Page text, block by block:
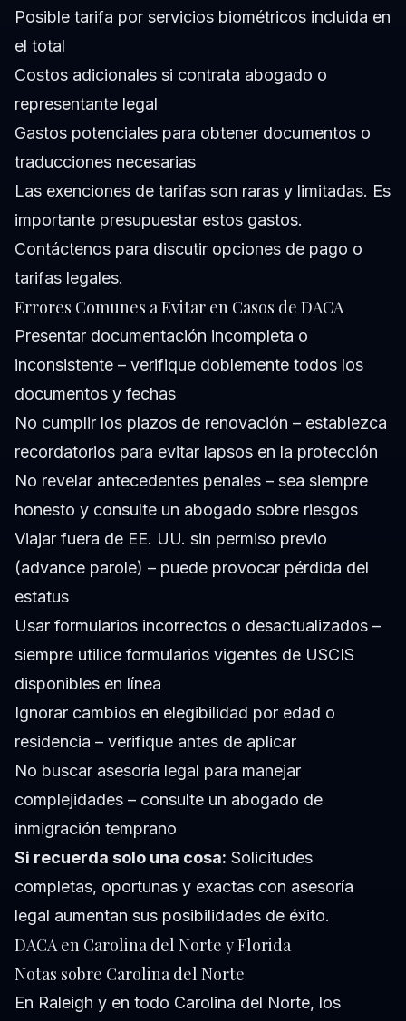
Posible tarifa por servicios biométricos incluida en
el total
Costos adicionales si contrata abogado o
representante legal
Gastos potenciales para obtener documentos o
traducciones necesarias
Las exenciones de tarifas son raras y limitadas. Es
importante presupuestar estos gastos.
Contáctenos para discutir opciones de pago o
tarifas legales.
Errores Comunes a Evitar en Casos de DACA
Presentar documentación incompleta o
inconsistente – verifique doblemente todos los
documentos y fechas
No cumplir los plazos de renovación – establezca
recordatorios para evitar lapsos en la protección
No revelar antecedentes penales – sea siempre
honesto y consulte un abogado sobre riesgos
Viajar fuera de EE. UU. sin permiso previo
(advance parole) – puede provocar pérdida del
estatus
Usar formularios incorrectos o desactualizados –
siempre utilice formularios vigentes de USCIS
disponibles en línea
Ignorar cambios en elegibilidad por edad o
residencia – verifique antes de aplicar
No buscar asesoría legal para manejar
complejidades – consulte un abogado de
inmigración temprano
Si recuerda solo una cosa: Solicitudes
completas, oportunas y exactas con asesoría
legal aumentan sus posibilidades de éxito.
DACA en Carolina del Norte y Florida
Notas sobre Carolina del Norte
En Raleigh y en todo Carolina del Norte, los